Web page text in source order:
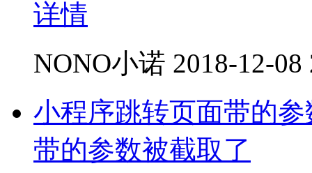
详情
NONO小诺 2018-12-08
小程序跳转页面带的
带的参数被截取了